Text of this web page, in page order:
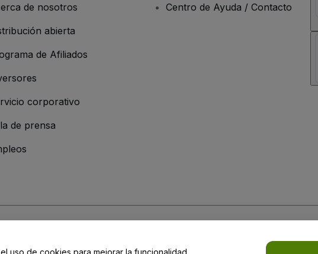
de nosotros
abierta
de Afiliados
corporativo
de prensa
Centro de Ayuda / Contacto
y de laPolítica de
uso de cookies para mejorar la funcionalidad